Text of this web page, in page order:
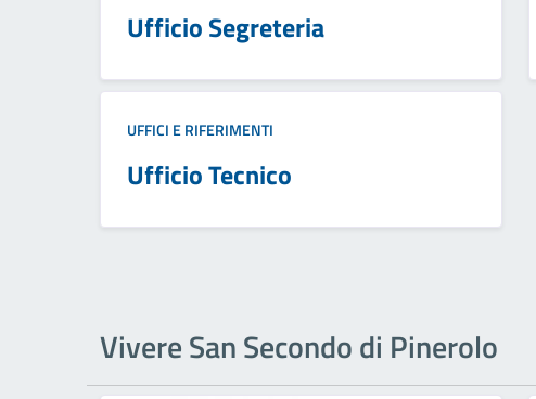
Ufficio Segreteria
UFFICI E RIFERIMENTI
Ufficio Tecnico
Vivere San Secondo di Pinerolo